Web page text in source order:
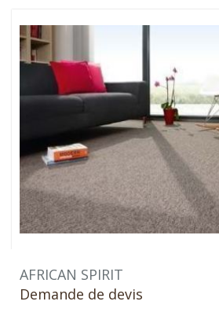
AFRICAN SPIRIT
Demande de devis